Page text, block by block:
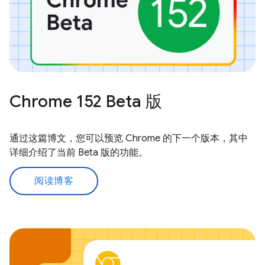
Chrome 152 Beta 版
通过这篇博文，您可以预览 Chrome 的下一个版本，其中
详细介绍了当前 Beta 版的功能。
阅读博客